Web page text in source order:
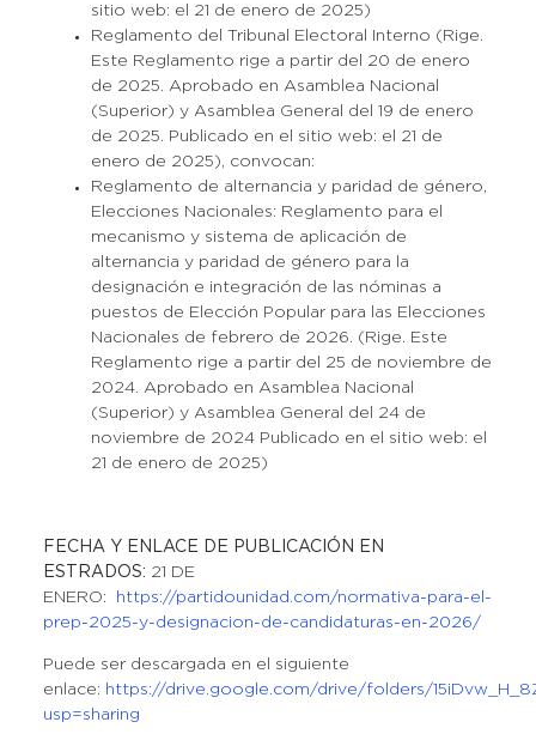
sitio web: el 21 de enero de 2025)
Reglamento del Tribunal Electoral Interno (Rige.
Este Reglamento rige a partir del 20 de enero
de 2025. Aprobado en Asamblea Nacional
(Superior) y Asamblea General del 19 de enero
de 2025. Publicado en el sitio web: el 21 de
enero de 2025), convocan:
Reglamento de alternancia y paridad de género,
Elecciones Nacionales: Reglamento para el
mecanismo y sistema de aplicación de
alternancia y paridad de género para la
designación e integración de las nóminas a
puestos de Elección Popular para las Elecciones
Nacionales de febrero de 2026. (Rige. Este
Reglamento rige a partir del 25 de noviembre de
2024. Aprobado en Asamblea Nacional
(Superior) y Asamblea General del 24 de
noviembre de 2024 Publicado en el sitio web: el
21 de enero de 2025)
FECHA Y ENLACE DE PUBLICACIÓN EN
ESTRADOS: 21 DE
ENERO:
https://partidounidad.com/normativa-para-el-
prep-2025-y-designacion-de-candidaturas-en-2026/
Puede ser descargada en el siguiente
enlace: https://drive.google.com/drive/folders/
usp=sharing